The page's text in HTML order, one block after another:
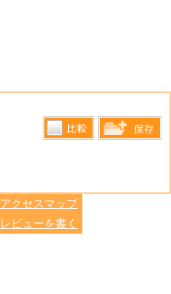
アクセスマップ
レビューを書く